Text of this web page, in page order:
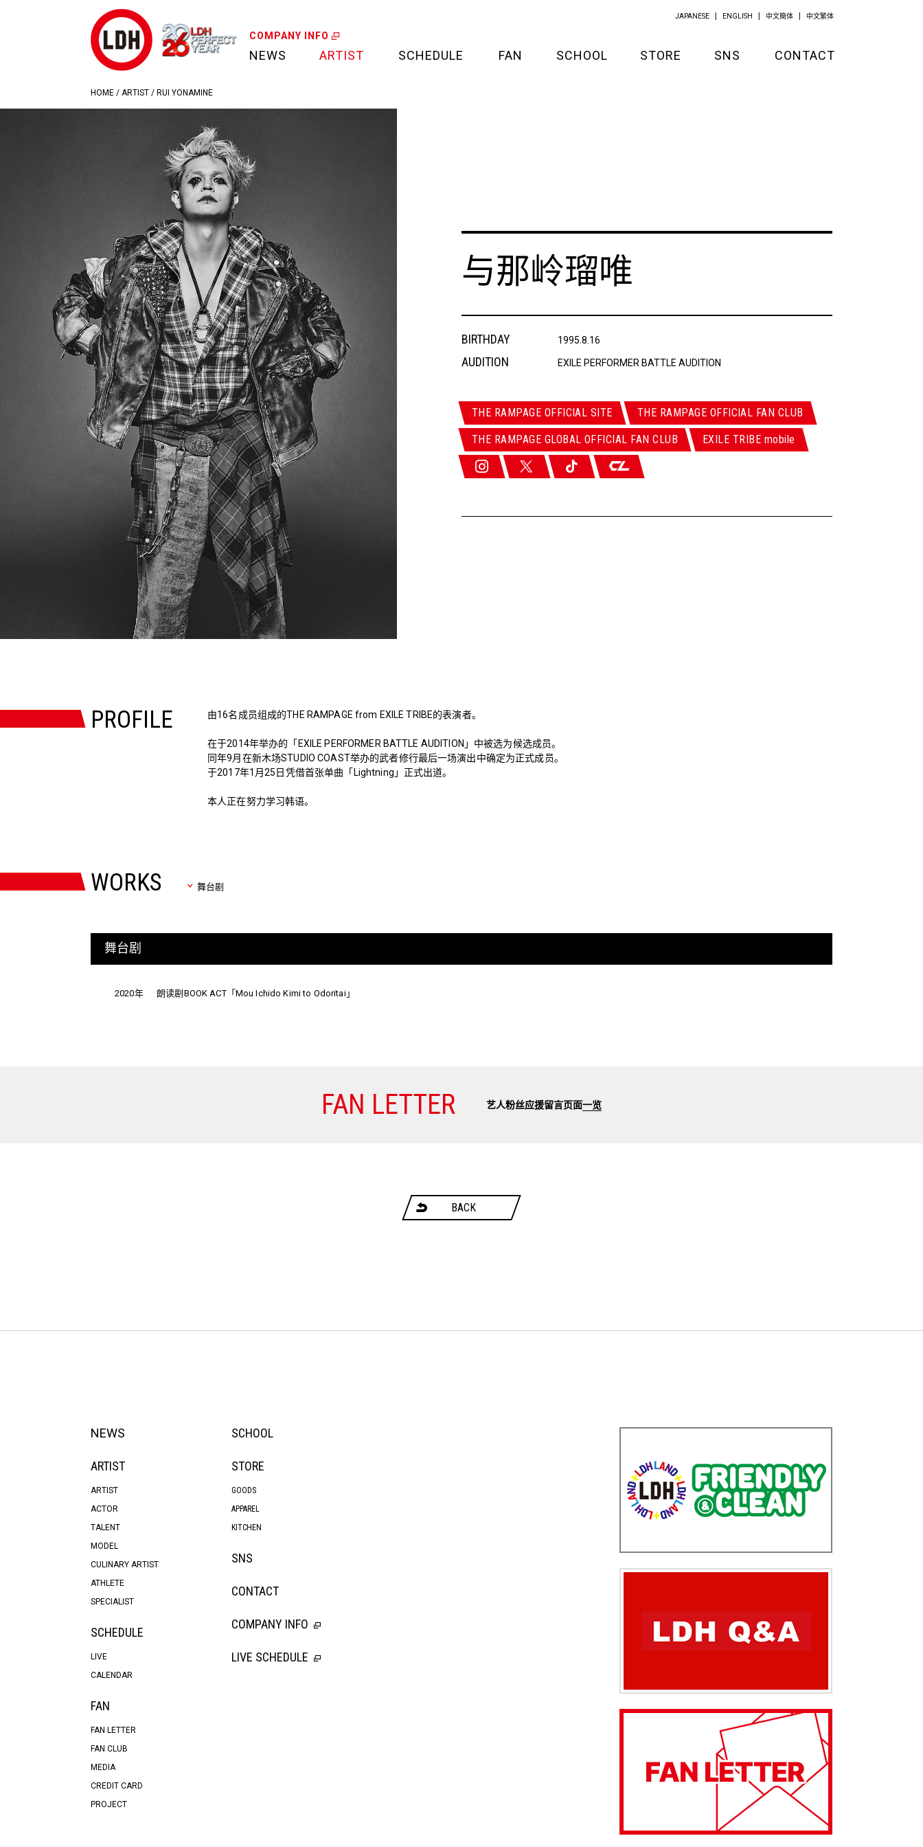
COMPANY INFO
NEWS ARTIST SCHEDULE FAN
PROJECT
SCHOOL STORE SNS CONTACT
JAPANESE ENGLISH 中文簡体 中文繁体
HOME / ARTIST / RUI YONAMINE
与那岭瑠唯
BIRTHDAY 1995.8.16
AUDITION EXILE PERFORMER BATTLE AUDITION
THE RAMPAGE OFFICIAL SITE THE RAMPAGE OFFICIAL FAN CLUB
THE RAMPAGE GLOBAL OFFICIAL FAN CLUB EXILE TRIBE mobile
PROFILE 由16名成员组成的THE RAMPAGE from EXILE TRIBE的表演者。
在于2014年举办的「EXILE PERFORMER BATTLE AUDITION」中被选为候选成员。
同年9月在新木场STUDIO COAST举办的武者修行最后一场演出中确定为正式成员。
于2017年1月25日凭借首张单曲「Lightning」正式出道。
本人正在努力学习韩语。
WORKS 舞台剧
舞台剧
2020年 朗读剧BOOK ACT「Mou Ichido Kimi to Odoritai」
FAN LETTER 艺人粉丝应援留言页面一览
BACK
NEWS
ARTIST
ARTIST
ACTOR
TALENT
MODEL
CULINARY ARTIST
ATHLETE
SPECIALIST
SCHEDULE
LIVE
CALENDAR
FAN
FAN LETTER
FAN CLUB
MEDIA
CREDIT CARD
PROJECT
SCHOOL
STORE
GOODS
APPAREL
KITCHEN
SNS
CONTACT
COMPANY INFO
LIVE SCHEDULE